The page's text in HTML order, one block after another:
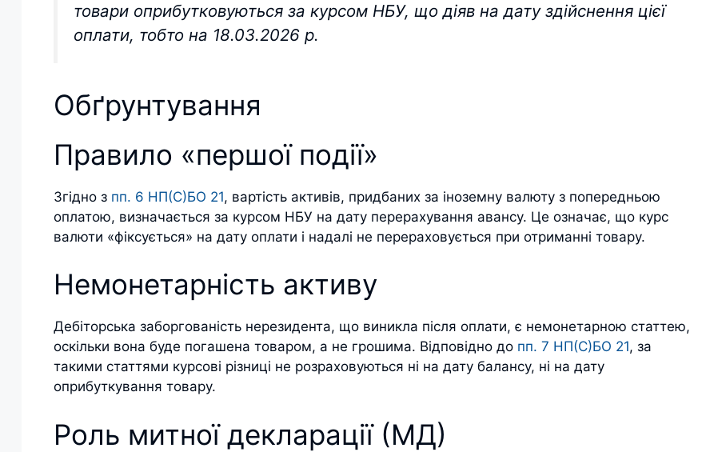
товари оприбутковуються за курсом НБУ, що діяв на дату здійснення цієї
оплати, тобто на 18.03.2026 р.
Обґрунтування
Правило «першої події»
Згідно з пп. 6 НП(С)БО 21, вартість активів, придбаних за іноземну валюту з попередньою
оплатою, визначається за курсом НБУ на дату перерахування авансу. Це означає, що курс
валюти «фіксується» на дату оплати і надалі не перераховується при отриманні товару.
Немонетарність активу
Дебіторська заборгованість нерезидента, що виникла після оплати, є немонетарною статтею,
оскільки вона буде погашена товаром, а не грошима. Відповідно до пп. 7 НП(С)БО 21, за
такими статтями курсові різниці не розраховуються ні на дату балансу, ні на дату
оприбуткування товару.
Роль митної декларації (МД)